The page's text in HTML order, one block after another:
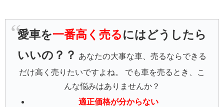
愛車を一番高く売るにはどうしたら
いいの？？ あなたの大事な車、売るならできる
だけ高く売りたいですよね。 でも車を売るとき、こ
んな悩みはありませんか？
適正価格が分からない